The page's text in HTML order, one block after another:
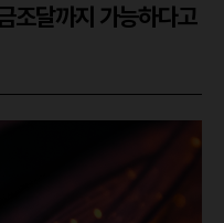
조달까지 가능하다고